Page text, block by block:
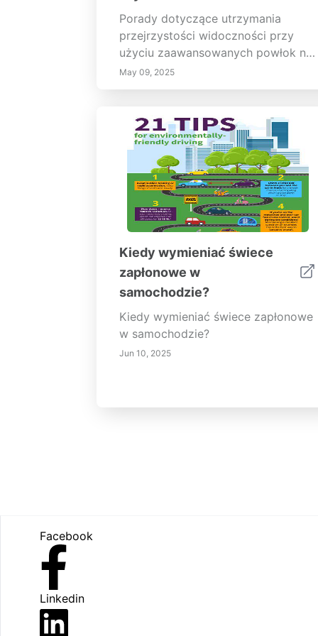
Porady dotyczące utrzymania
przejrzystości widoczności przy
użyciu zaawansowanych powłok na
przedniej szybie
May 09, 2025
Kiedy wymieniać świece
zapłonowe w
samochodzie?
Kiedy wymieniać świece zapłonowe
w samochodzie?
Jun 10, 2025
Facebook
Linkedin